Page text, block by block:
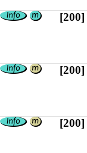
[200]
[200]
[200]